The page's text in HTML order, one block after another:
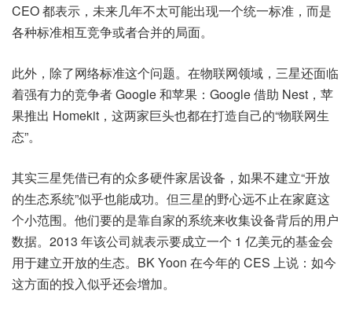
CEO 都表示，未来几年不太可能出现一个统一标准，而是
各种标准相互竞争或者合并的局面。
此外，除了网络标准这个问题。在物联网领域，三星还面临
着强有力的竞争者 Google 和苹果：Google 借助 Nest，苹
果推出 Homekit，这两家巨头也都在打造自己的“物联网生
态”。
其实三星凭借已有的众多硬件家居设备，如果不建立“开放
的生态系统”似乎也能成功。但三星的野心远不止在家庭这
个小范围。他们要的是靠自家的系统来收集设备背后的用户
数据。2013 年该公司就表示要成立一个 1 亿美元的基金会
用于建立开放的生态。BK Yoon 在今年的 CES 上说：如今
这方面的投入似乎还会增加。